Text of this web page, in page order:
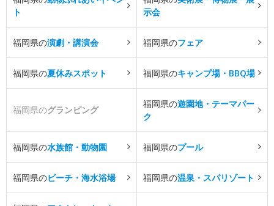
ト
示会
福岡県の演劇・講演会 福岡県のフェア
福岡県の夏休みスポット 福岡県のキャンプ場・BBQ場
福岡県のグランピング
福岡県の遊園地・テーマパー
ク
福岡県の水族館・動物園 福岡県のプール
福岡県のビーチ・海水浴場 福岡県の温泉・スパリゾート